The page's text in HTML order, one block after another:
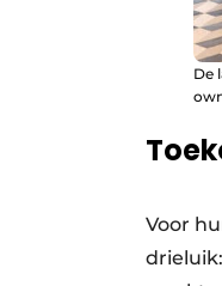
De
Voor